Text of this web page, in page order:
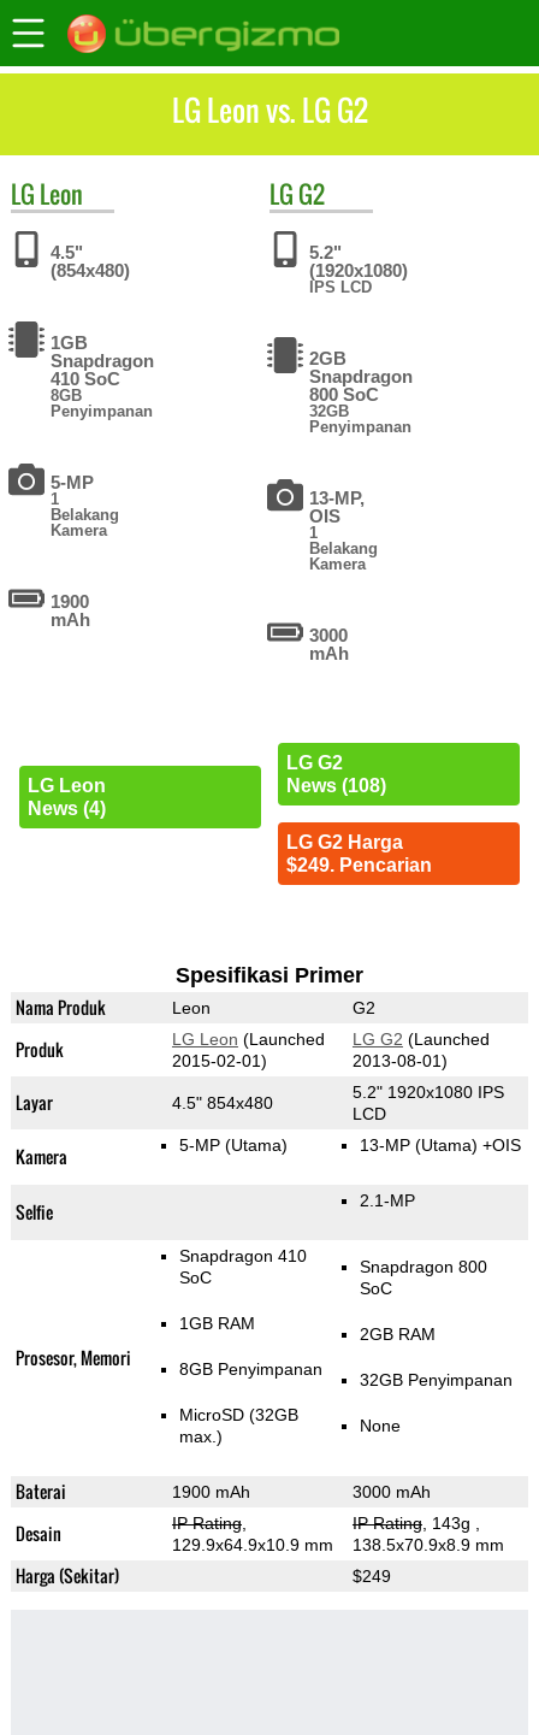
LG Leon vs. LG G2
LG Leon
4.5"
(854x480)
1GB
Snapdragon
410 SoC
8GB
Penyimpanan
5-MP
1
Belakang
Kamera
1900
mAh
LG Leon
News (4)
LG G2
5.2"
(1920x1080)
IPS LCD
2GB
Snapdragon
800 SoC
32GB
Penyimpanan
13-MP,
OIS
1
Belakang
Kamera
3000
mAh
LG G2
News (108)
LG G2 Harga
$249. Pencarian
Spesifikasi Primer
Nama Produk Leon G2
Produk LG Leon (Launched
2015-02-01)
LG G2 (Launched
2013-08-01)
Layar 4.5" 854x480
5.2" 1920x1080 IPS
LCD
Kamera 5-MP (Utama) 13-MP (Utama) +OIS
Selfie 2.1-MP
Prosesor, Memori
Snapdragon 410
SoC
1GB RAM
8GB Penyimpanan
MicroSD (32GB
max.)
Snapdragon 800
SoC
2GB RAM
32GB Penyimpanan
None
Baterai 1900 mAh 3000 mAh
Desain IP Rating,
129.9x64.9x10.9 mm
IP Rating, 143g
138.5x70.9x8.9 mm
Harga (Sekitar) $249